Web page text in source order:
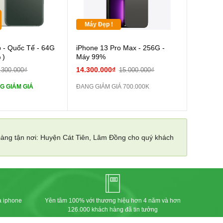
Cường lực 10D full
tai nghe iPhone 6S
Pin dự phòng và
- Quốc Tế - 64G
)
GIẢM GIÁ
Máy Đẹp !
iPhone 13 Pro Max - 256G -
Máy 99%
14.300.000₫ 15.000.000₫
ĐANG GIẢM GIÁ 700.000K
tận nơi: Huyện Cát Tiên, Lâm Đồng cho quý khách
iphone
Yên tâm 100% với thương hiệu hơn 4 năm và hơn
126.000 khách hàng đã tin tưởng